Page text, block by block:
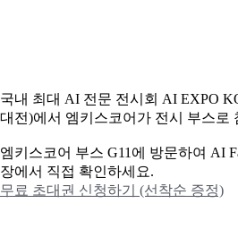
국내 최대 AI 전문 전시회 AI EXPO
대전)에서 엠키스코어가 전시 부스로
엠키스코어 부스 G11에 방문하여 AI
장에서 직접 확인하세요.
무료 초대권 신청하기 (선착순 증정)